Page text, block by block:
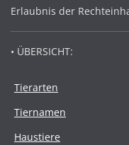
Erlaubnis der
• ÜBERSICHT:
Tierarten
Tiernamen
Haustiere